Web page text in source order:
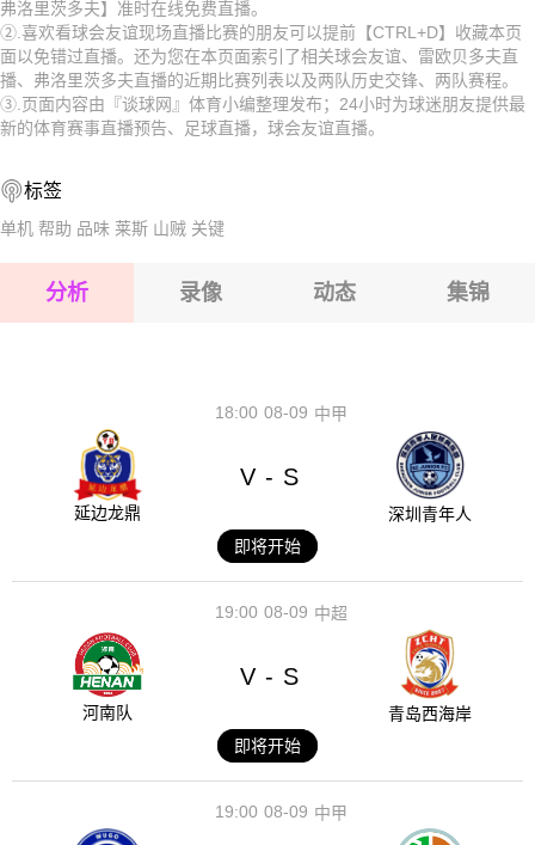
2026-08-17 【球会友谊】 雷欧贝多夫VS弗洛里茨多夫
2026-08-17 【球会友谊】 雷欧贝多夫VS弗洛里茨多夫
2026-08-17 【球会友谊】 雷欧贝多夫VS弗洛里茨多夫
2026-08-17 【球会友谊】 雷欧贝多夫VS弗洛里茨多夫
2026-08-17 【球会友谊】 雷欧贝多夫VS弗洛里茨多夫
2026-08-17 【球会友谊】 雷欧贝多夫VS弗洛里茨多夫
弗洛里茨多夫】准时在线免费直播。
②.喜欢看球会友谊现场直播比赛的朋友可以提前【CTRL+D】收藏本页
面以免错过直播。还为您在本页面索引了相关球会友谊、雷欧贝多夫直
播、弗洛里茨多夫直播的近期比赛列表以及两队历史交锋、两队赛程。
③.页面内容由『谈球网』体育小编整理发布；24小时为球迷朋友提供最
新的体育赛事直播预告、足球直播，球会友谊直播。
标签
单机 帮助 品味 莱斯 山贼 关键
分析 录像 动态 集锦
08-09
18:00 中甲
延边龙鼎
V - S
深圳青年人
即将开始
08-09
19:00 中超
河南队
V - S
青岛西海岸
即将开始
08-09
19:00 中甲